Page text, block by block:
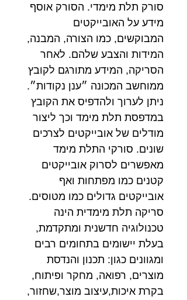
סורק תלת מימדי. הסורק אוסף
מידע על האובייקטים
המבוקשים, כמו הצורה, המבנה,
המידות והצבע שלהם. לאחר
הסריקה, המידע מתורגם לקובץ
ממוחשב המכונה ״ענן נקודות״.
ניתן לערוך ולהדפיס את הקובץ
במדפסת תלת מימד וכך ליצור
מודלים של אובייקטים לצרכים
שונים. סורקי התלת מימד
מאפשרים לסרוק אובייקטים
קטנים כמו מפתחות ואף
אובייקטים גדולים כמו מטוסים.
סריקה תלת מימדית הינה
טכנולוגיה חדשנית ומתקדמת,
בעלת יישומים בתחומים רבים
ומגוונים כגון: תכנון והנדסת
מוצרים, רפואה, מחקר ופיתוח,
בקרת איכות,עיצוב מוצר,שחזור,